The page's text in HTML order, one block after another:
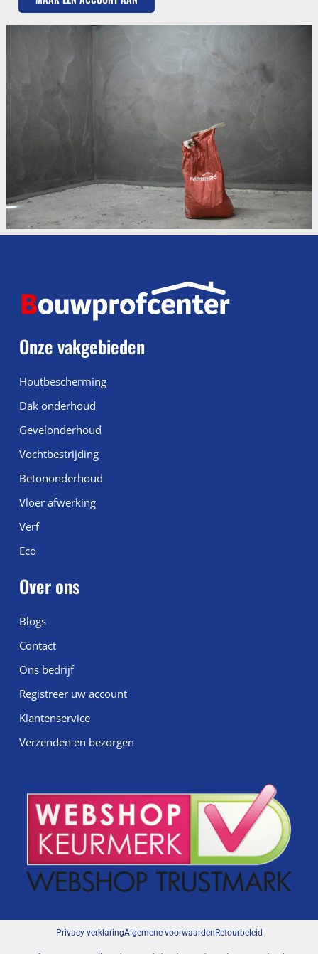
Onze vakgebieden
Houtbescherming
Dak onderhoud
Gevelonderhoud
Vochtbestrijding
Betononderhoud
Vloer afwerking
Verf
Eco
Over ons
Blogs
Contact
Ons bedrijf
Registreer uw account
Klantenservice
Verzenden en bezorgen
Privacy verklaringAlgemene voorwaarden Retourbeleid